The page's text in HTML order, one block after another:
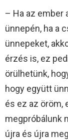
– Ha az ember
ünnepén, ha a
ünnepeket,
érzés is, ez
örülhetünk,
hogy együtt
és ez az öröm,
megpróbálunk
újra és újra